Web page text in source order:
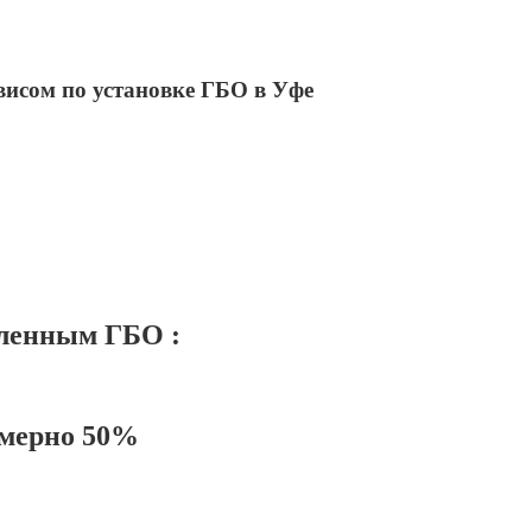
по установке ГБО в Уфе
ГБО :
50%